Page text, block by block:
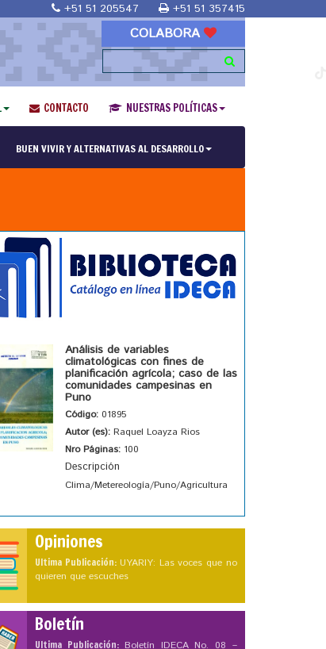
+51 51 205547 +51 51 357415
COLABORA
CONTACTO NUESTRAS POLÍTICAS
BUEN VIVIR Y ALTERNATIVAS AL DESARROLLO
Análisis de variables
climatológicas con fines de
planificación agrícola; caso de las
comunidades campesinas en
Puno
Código: 01895
Autor (es): Raquel Loayza Rios
Nro Páginas: 100
Descripción
Clima/Metereología/Puno/Agricultura
Opiniones
Ultima Publicación: UYARIY: Las voces que no
quieren que escuches
Boletín
Ultima Publicación: Boletín IDECA No. 08 –